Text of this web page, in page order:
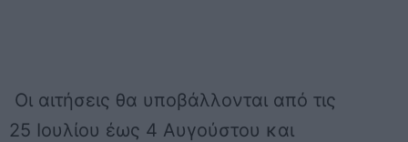
Οι αιτήσεις θα υποβάλλονται από τις
25 Ιουλίου έως 4 Αυγούστου και